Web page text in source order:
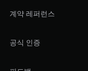
계약 레퍼런스
공식 인증